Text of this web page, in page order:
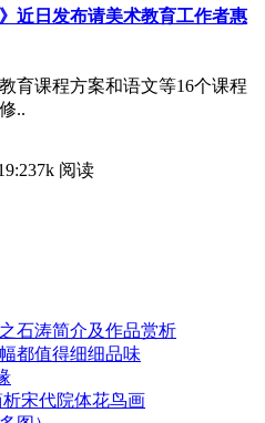
近日发布请美术教育工作者惠
育课程方案和语文等16个课程
..
7k 阅读
石涛简介及作品赏析
都值得细细品味
宋代院体花鸟画